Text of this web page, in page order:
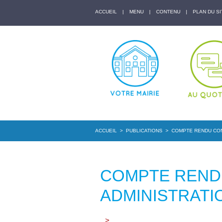
ACCUEIL | MENU | CONTENU | PLAN DU
ACCUEIL > PUBLICATIONS > COMPTE RENDU
COMPTE
>